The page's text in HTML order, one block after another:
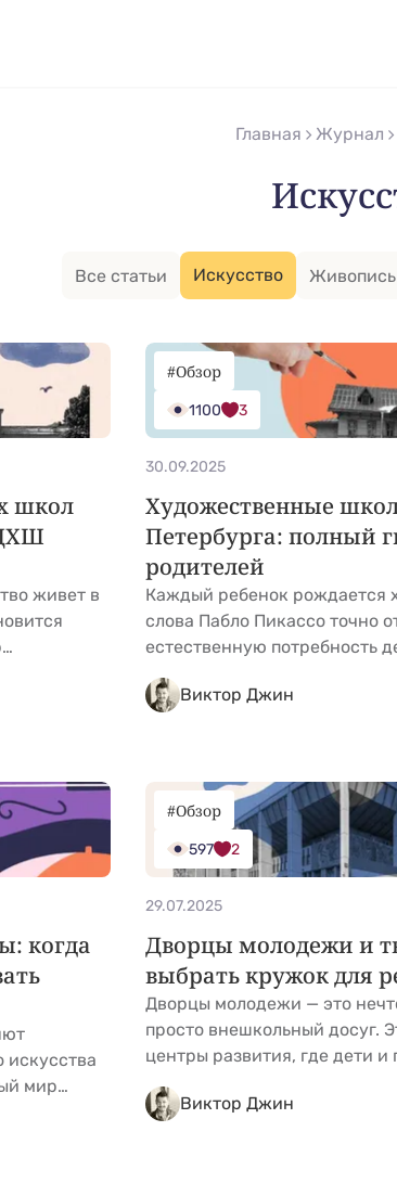
Главная Журнал
Все статьи Искусство Живопись
школ
живет в
не
в
ДХШ
&hellip;
a>
#Обзор
1100 3
30.09.2025
Художественные
Петербурга: полный
родителей
Каждый ребенок рождается
слова Пабло Пикассо точно
естественную потребность
самовыражении. Но путь от
обоях до зрелого творчества
которая станет ценным
независимо от будущей
частных студий &hellip; <a
href="https://kidgu.ru/
shkoly-dlya-detei/
Виктор Джин
когда
искусства
мир
слух
#Обзор
597 2
29.07.2025
Дворцы молодежи и
выбрать кружок для
Дворцы молодежи — это
просто внешкольный досуг.
центры развития, где дети и
попробовать себя в науке,
медиа,Виктор Джин